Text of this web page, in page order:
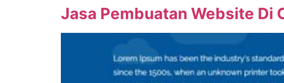
Jasa Pembuatan Website Di